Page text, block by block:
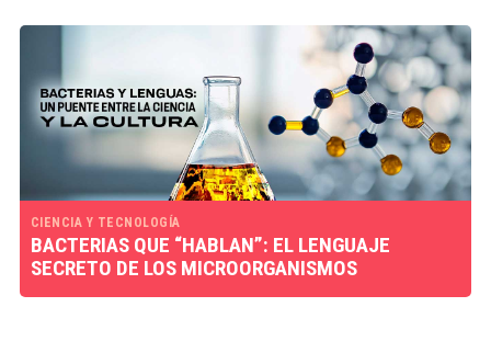
CIENCIA Y TECNOLOGÍA
BACTERIAS QUE “HABLAN”: EL LENGUAJE
SECRETO DE LOS MICROORGANISMOS